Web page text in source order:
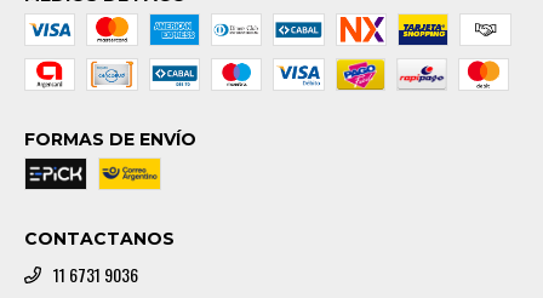
FORMAS DE ENVÍO
CONTACTANOS
11 6731 9036